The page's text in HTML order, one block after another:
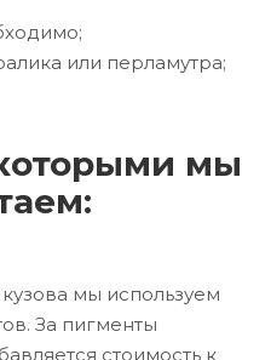
или перламутра;
мы
мы используем
За пигменты
стоимость к